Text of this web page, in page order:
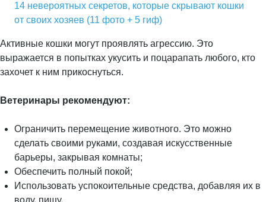
14 невероятных секретов, которые скрывают кошки
от своих хозяев (11 фото + 5 гиф)
Активные кошки могут проявлять агрессию. Это
выражается в попытках укусить и поцарапать любого, кто
захочет к ним прикоснуться.
Ветеринары рекомендуют:
Ограничить перемещение животного. Это можно
сделать своими руками, создавая искусственные
барьеры, закрывая комнаты;
Обеспечить полный покой;
Использовать успокоительные средства, добавляя их в
воду, пищу.